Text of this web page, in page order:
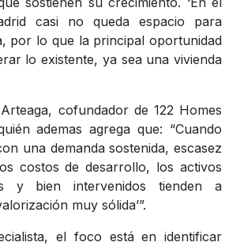
casi no queda espacio para
por lo que la principal oportunidad
lo existente, ya sea una vivienda
cofundador de 122 Homes
ademas agrega que: “Cuando
una demanda sostenida, escasez
costos de desarrollo, los activos
y bien intervenidos tienden a
muy sólida’”.
el foco está en identificar